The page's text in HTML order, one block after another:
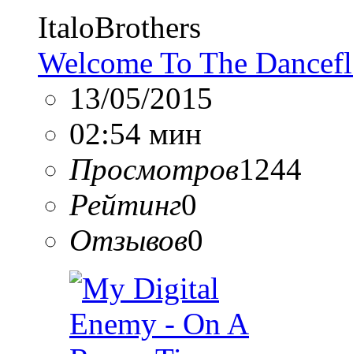
ItaloBrothers
Welcome To The
13/05/2015
02:54 мин
Просмотров1244
Рейтинг0
Отзывов0